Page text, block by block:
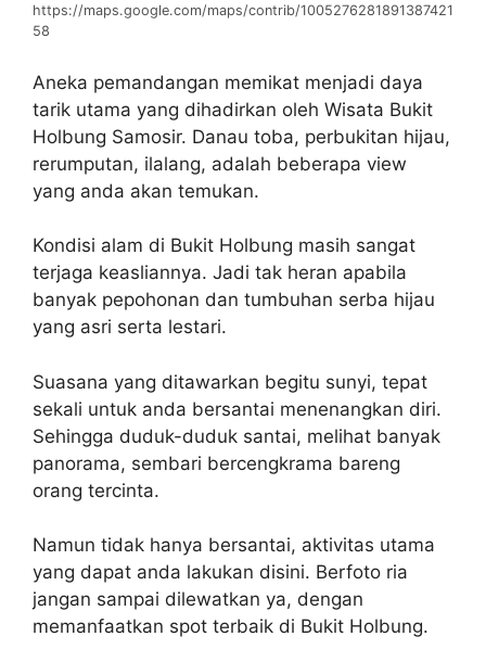
https://maps.google.com/maps/contrib/1005276281891387421
58
Aneka pemandangan memikat menjadi daya
tarik utama yang dihadirkan oleh Wisata Bukit
Holbung Samosir. Danau toba, perbukitan hijau,
rerumputan, ilalang, adalah beberapa view
yang anda akan temukan.
Kondisi alam di Bukit Holbung masih sangat
terjaga keasliannya. Jadi tak heran apabila
banyak pepohonan dan tumbuhan serba hijau
yang asri serta lestari.
Suasana yang ditawarkan begitu sunyi, tepat
sekali untuk anda bersantai menenangkan diri.
Sehingga duduk-duduk santai, melihat banyak
panorama, sembari bercengkrama bareng
orang tercinta.
Namun tidak hanya bersantai, aktivitas utama
yang dapat anda lakukan disini. Berfoto ria
jangan sampai dilewatkan ya, dengan
memanfaatkan spot terbaik di Bukit Holbung.